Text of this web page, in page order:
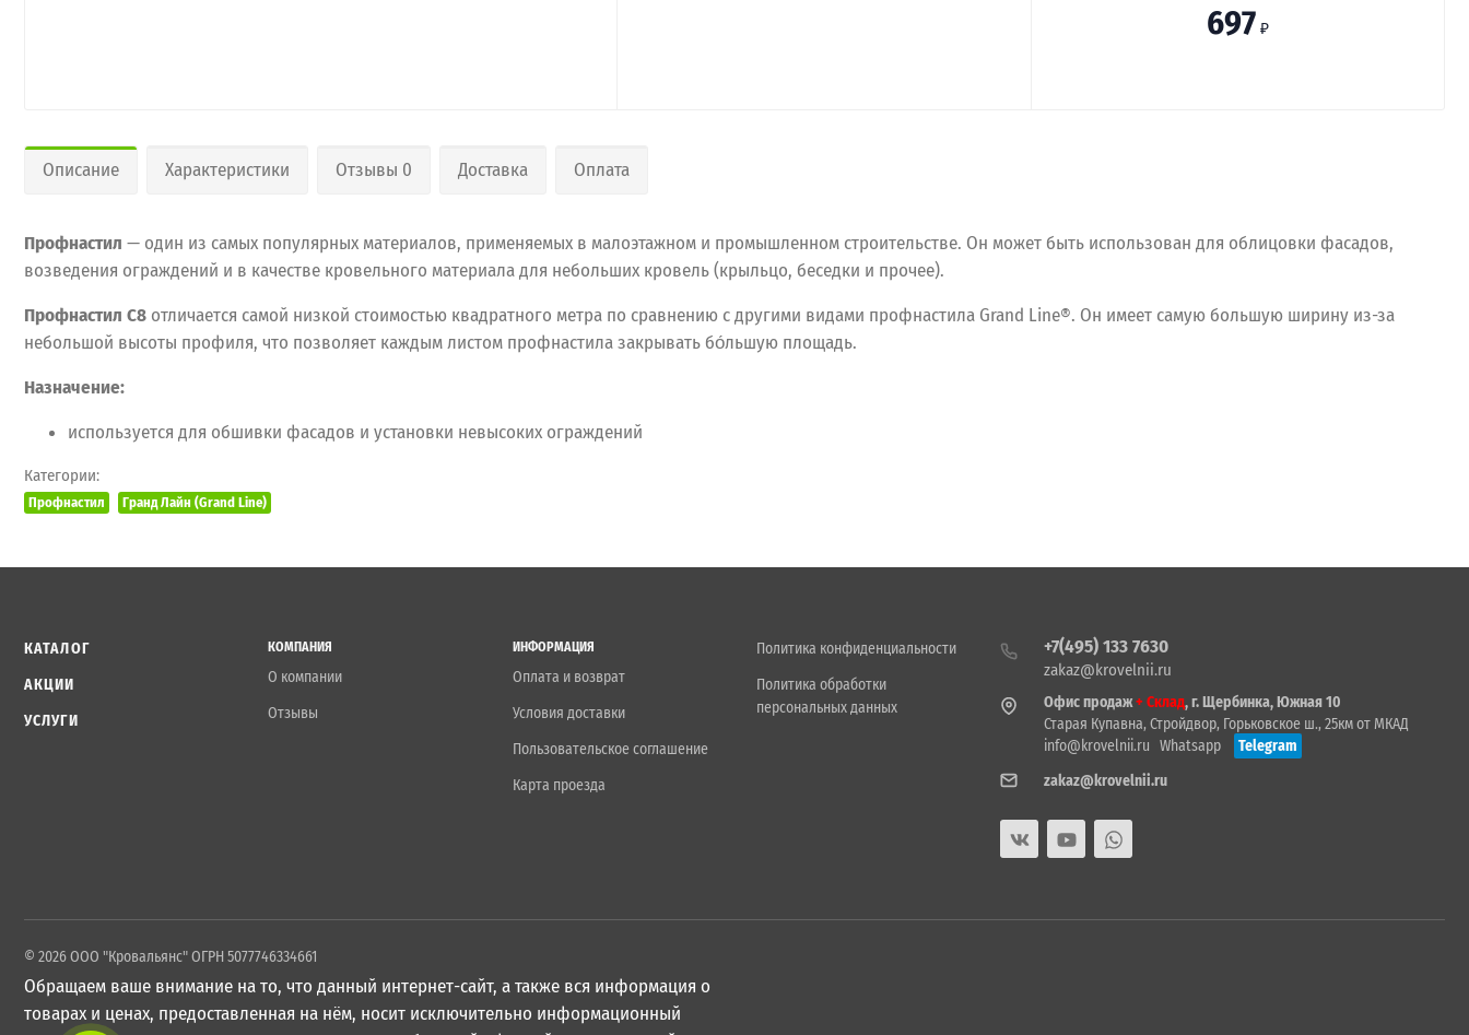
697 ₽
Описание Характеристики Отзывы 0 Доставка Оплата
Профнастил — один из самых популярных материалов, применяемых в малоэтажном и промышленном строительстве. Он может быть использован для облицовки фасадов,
возведения ограждений и в качестве кровельного материала для небольших кровель (крыльцо, беседки и прочее).
Профнастил C8 отличается самой низкой стоимостью квадратного метра по сравнению с другими видами профнастила Grand Line®. Он имеет самую большую ширину из-за
небольшой высоты профиля, что позволяет каждым листом профнастила закрывать бо́льшую площадь.
Назначение:
используется для обшивки фасадов и установки невысоких ограждений
Категории:
Профнастил Гранд Лайн (Grand Line)
КАТАЛОГ
АКЦИИ
УСЛУГИ
КОМПАНИЯ
О компании
Отзывы
ИНФОРМАЦИЯ
Оплата и возврат
Условия доставки
Пользовательское соглашение
Карта проезда
Политика конфиденциальности
Политика обработки
персональных данных
+7(495) 133 7630
zakaz@krovelnii.ru
Офис продаж+ Склад, г. Щербинка, Южная 10
Старая Купавна, Стройдвор, Горьковское ш., 25км от МКАД
info@krovelnii.ru
Whatsapp
Telegram
zakaz@krovelnii.ru
© 2026 ООО "Кровальянс" ОГРН 5077746334661
Обращаем ваше внимание на то, что данный интернет-сайт, а также вся информация о
товарах и ценах, предоставленная на нём, носит исключительно информационный